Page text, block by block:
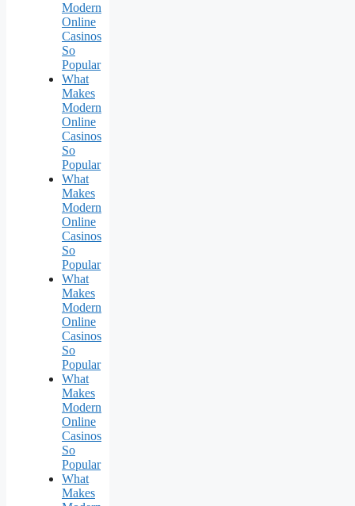
Modern
Online
Casinos
So
Popular
What
Makes
Modern
Online
Casinos
So
Popular
What
Makes
Modern
Online
Casinos
So
Popular
What
Makes
Modern
Online
Casinos
So
Popular
What
Makes
Modern
Online
Casinos
So
Popular
What
Makes